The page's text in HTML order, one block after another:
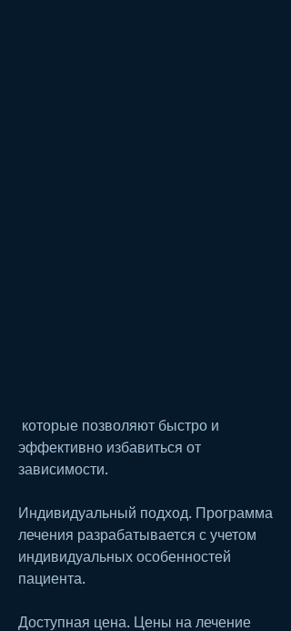
эффективно избавиться от
зависимости.
Индивидуальный подход. Программа
лечения разрабатывается с учетом
индивидуальных особенностей
пациента.
Доступная цена. Цены на лечение